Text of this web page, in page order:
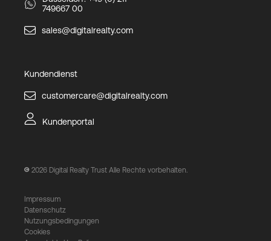
749667 00
sales@digitalrealty.com
Kundendienst
customercare@digitalrealty.com
Kundenportal
2026 Digital Realty Trust Alle Rechte vorbehalten.
Impressum
Datenschutz
Nutzungsbedingungen
Cookies